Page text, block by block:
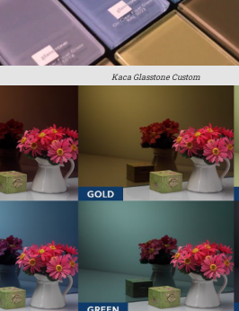
Kaca Glasstone Custom